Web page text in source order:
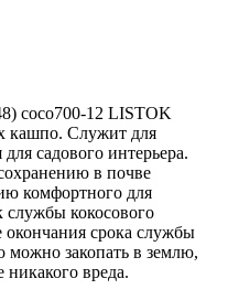
coco700-12 LISTOK
кашпо. Служит для
садового интерьера.
в почве
комфортного для
службы кокосового
срока службы
можно закопать в землю,
вреда.